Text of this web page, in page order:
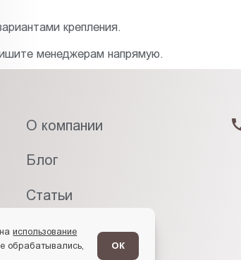
крепления.
менеджерам напрямую.
О компании
Блог
Статьи
Контакты
наиспользование
обрабатывались,
ОК